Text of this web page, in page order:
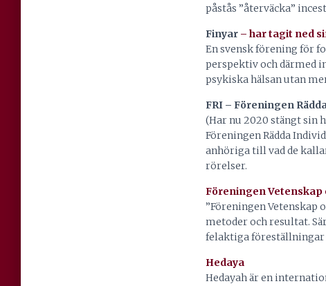
påstås ”återväcka”
Finyar – har tagit ned
En svensk förening för
perspektiv och därmed
psykiska hälsan utan
FRI – Föreningen
(Har nu 2020 stängt sin
Föreningen Rädda
anhöriga till vad de
rörelser.
Föreningen Vetenskap
”Föreningen
metoder och resultat.
felaktiga föreställningar
Hedaya
Hedayah är en